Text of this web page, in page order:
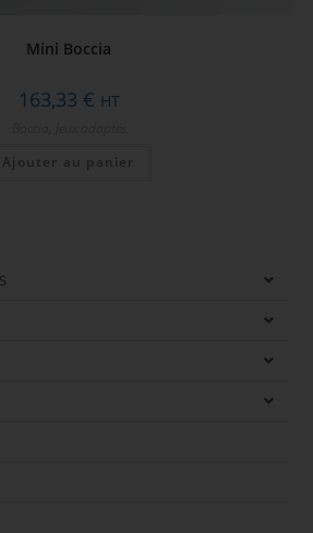
Mini Boccia
163,33 € HT
Ajouter au panier